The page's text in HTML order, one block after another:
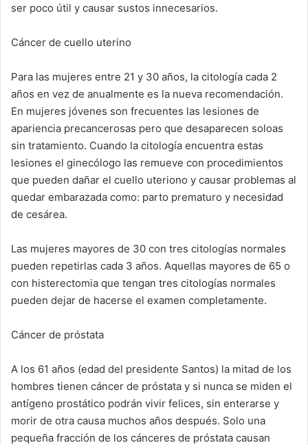
ser poco útil y causar sustos innecesarios.
Cáncer de cuello uterino
Para las mujeres entre 21 y 30 años, la citología cada 2
años en vez de anualmente es la nueva recomendación.
En mujeres jóvenes son frecuentes las lesiones de
apariencia precancerosas pero que desaparecen soloas
sin tratamiento. Cuando la citología encuentra estas
lesiones el ginecólogo las remueve con procedimientos
que pueden dañar el cuello uteriono y causar problemas al
quedar embarazada como: parto prematuro y necesidad
de cesárea.
Las mujeres mayores de 30 con tres citologías normales
pueden repetirlas cada 3 años. Aquellas mayores de 65 o
con histerectomia que tengan tres citologías normales
pueden dejar de hacerse el examen completamente.
Cáncer de próstata
A los 61 años (edad del presidente Santos) la mitad de los
hombres tienen cáncer de próstata y si nunca se miden el
antígeno prostático podrán vivir felices, sin enterarse y
morir de otra causa muchos años después. Solo una
pequeña fracción de los cánceres de próstata causan